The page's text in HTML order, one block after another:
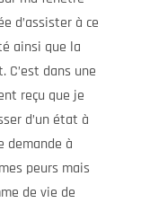
d’assister à ce
ainsi que la
dans une
reçu que je
d’un état à
demande à
peurs mais
de vie de